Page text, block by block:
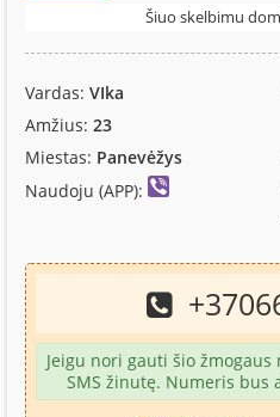
Šiuo skelbimu
Vardas: VIka
Amžius: 23
Miestas: Panevėžys
Naudoju (APP):
Jeigu nori gauti šio
SMS žinutę. Numeris bus